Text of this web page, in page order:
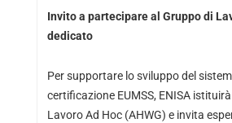
Invito a partecipare al Gruppo di
dedicato
Per supportare lo sviluppo del
certificazione EUMSS, ENISA
Lavoro Ad Hoc (AHWG) e invita